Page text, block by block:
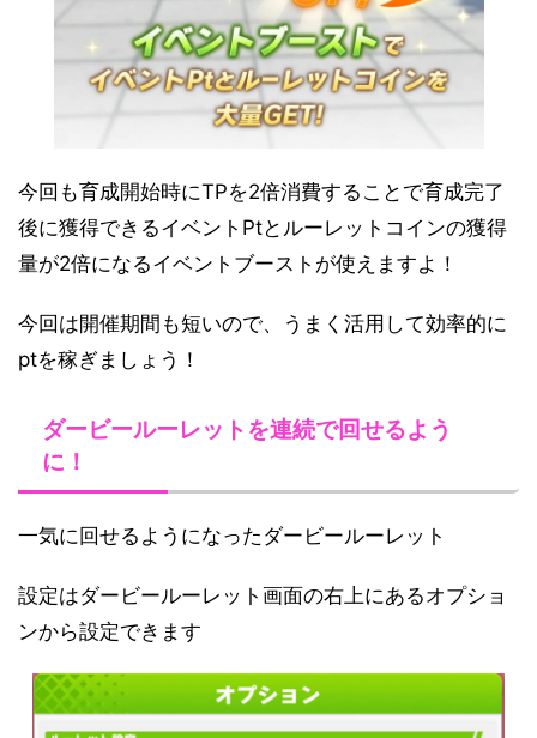
今回も育成開始時にTPを2倍消費することで育成完了
後に獲得できるイベントPtとルーレットコインの獲得
量が2倍になるイベントブーストが使えますよ！
今回は開催期間も短いので、うまく活用して効率的に
ptを稼ぎましょう！
ダービールーレットを連続で回せるよう
に！
一気に回せるようになったダービールーレット
設定はダービールーレット画面の右上にあるオプショ
ンから設定できます